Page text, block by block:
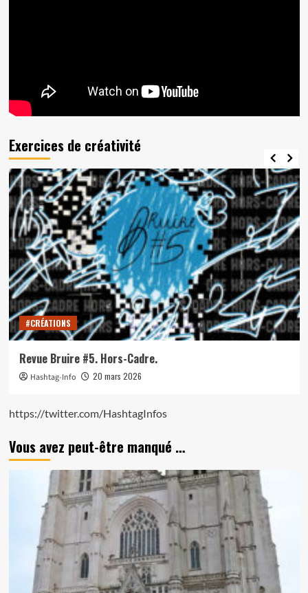
Exercices de créativité
#CRÉATIONS
Revue Bruire #5. Hors-Cadre.
Hashtag-Info 20 mars 2026
https://twitter.com/HashtagInfos
Vous avez peut-être manqué …